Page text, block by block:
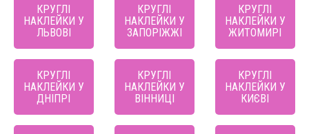
КРУГЛІ
НАКЛЕЙКИ У
ЛЬВОВІ
КРУГЛІ
НАКЛЕЙКИ У
ЗАПОРІЖЖІ
КРУГЛІ
НАКЛЕЙКИ У
ЖИТОМИРІ
КРУГЛІ
НАКЛЕЙКИ У
ДНІПРІ
КРУГЛІ
НАКЛЕЙКИ У
ВІННИЦІ
КРУГЛІ
НАКЛЕЙКИ У
КИЄВІ